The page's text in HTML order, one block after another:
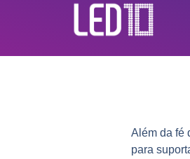
Além da fé
para